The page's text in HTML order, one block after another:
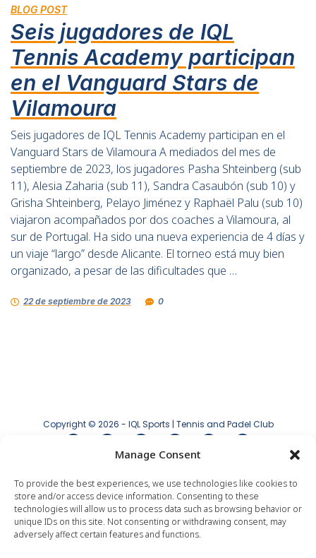
Manage Consent
To provide the best experiences, we use technologies like cookies to
store and/or access device information. Consenting to these
technologies will allow us to process data such as browsing behavior or
unique IDs on this site. Not consenting or withdrawing consent, may
adversely affect certain features and functions.
BLOG POST
Seis jugadores de IQL
Tennis Academy participan
en el Vanguard Stars de
Vilamoura
Seis jugadores de IQL Tennis Academy participan en el
Vanguard Stars de Vilamoura A mediados del mes de
septiembre de 2023, los jugadores Pasha Shteinberg (sub
11), Alesia Zaharia (sub 11), Sandra Casaubón (sub 10) y
Grisha Shteinberg, Pelayo Jiménez y Raphaël Palu (sub 10)
viajaron acompañados por dos coaches a Vilamoura, al
sur de Portugal. Ha sido una nueva experiencia de 4 días y
un viaje “largo” desde Alicante. El torneo está muy bien
organizado, a pesar de las dificultades que …
22 de septiembre de 2023 0
Copyright © 2026 - IQL Sports | Tennis and Padel Club
Política de privacidad
Política
de cookies